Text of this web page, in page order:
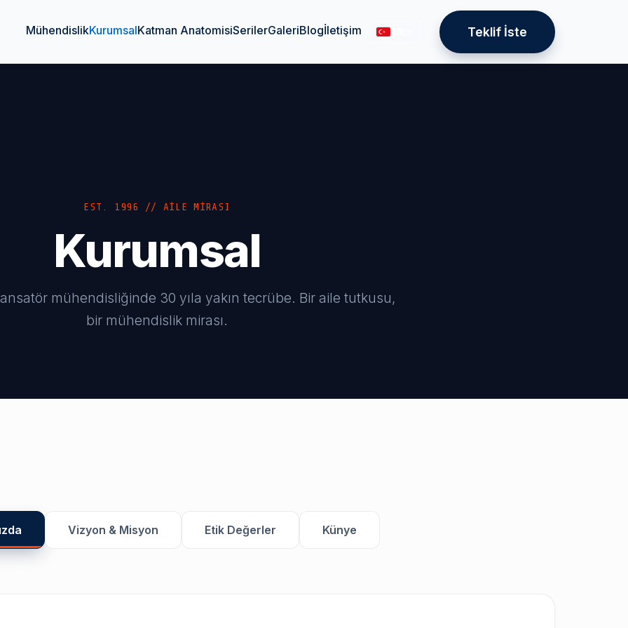
MühendislikKurumsalKatman AnatomisiSerilerGaleriBlogİletişim Teklif İste
EST. 1996 // AİLE MİRASI
Kurumsal
mühendisliğinde 30 yıla yakın tecrübe. Bir aile tutkusu,
bir mühendislik mirası.
Vizyon & Misyon Etik Değerler Künye